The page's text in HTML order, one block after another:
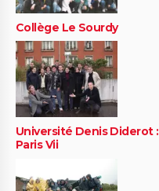
Collège Le Sourdy
Université Denis Diderot :
Paris Vii